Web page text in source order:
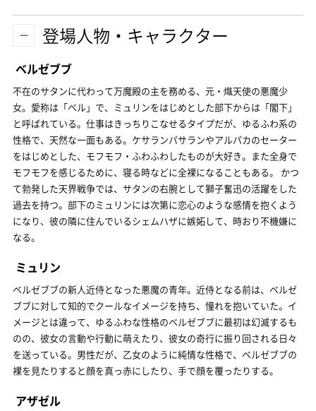
登場人物・キャラクター
ベルゼブブ
不在のサタンに代わって万魔殿の主を務める、元・熾天使の悪魔少
女。愛称は「ベル」で、ミュリンをはじめとした部下からは「閣下」
と呼ばれている。仕事はきっちりこなせるタイプだが、ゆるふわ系の
性格で、天然な一面もある。ケサランパサランやアルパカのセーター
をはじめとした、モフモフ・ふわふわしたものが大好き。また全身で
モフモフを感じるために、寝る時などに全裸になることもある。 かつ
て勃発した天界戦争では、サタンの右腕として獅子奮迅の活躍をした
過去を持つ。部下のミュリンには次第に恋心のような感情を抱くよう
になり、彼の隣に住んでいるシェムハザに嫉妬して、時おり不機嫌に
なる。
ミュリン
ベルゼブブの新人近侍となった悪魔の青年。近侍となる前は、ベルゼ
ブブに対して知的でクールなイメージを持ち、憧れを抱いていた。イ
メージとは違って、ゆるふわな性格のベルゼブブに最初は幻滅するも
のの、彼女の言動や行動に萌えたり、彼女の奇行に振り回される日々
を送っている。男性だが、乙女のように純情な性格で、ベルゼブブの
裸を見たりすると顔を真っ赤にしたり、手で顔を覆ったりする。
アザゼル